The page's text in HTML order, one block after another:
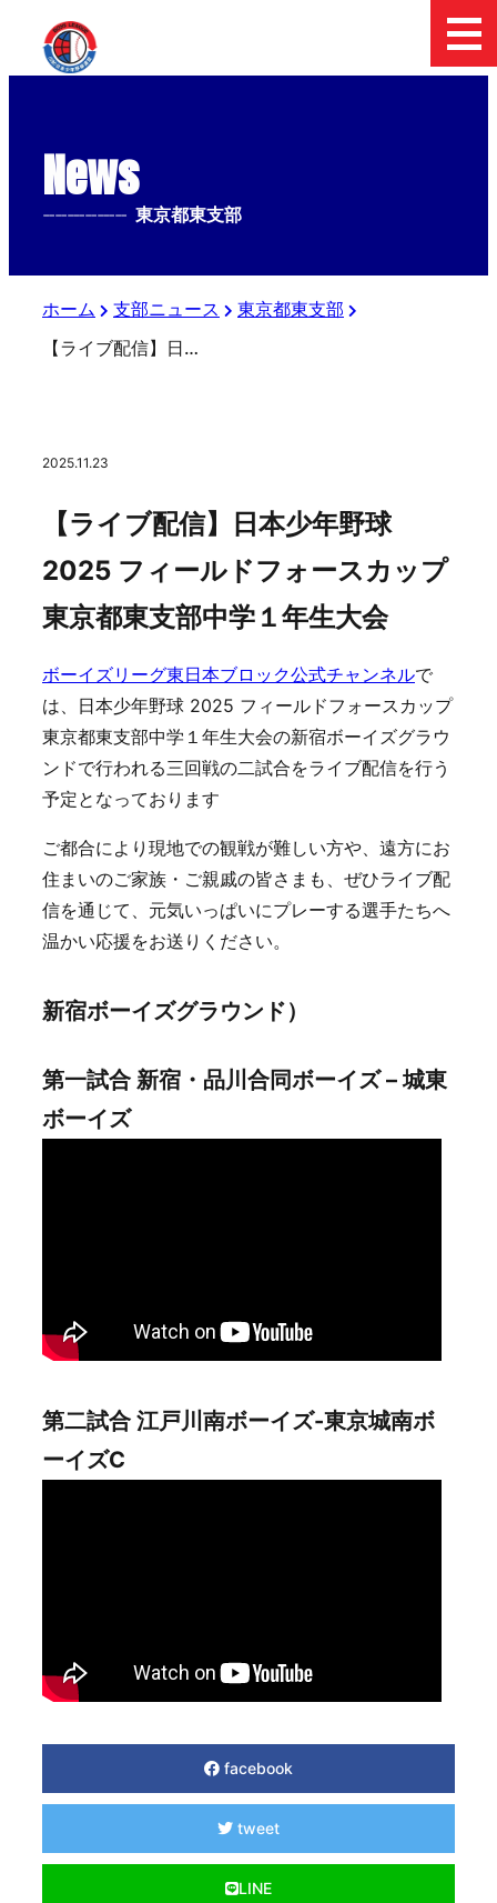
News
-------------- 東京都東支部
ホーム 支部ニュース
東京都東支部
【ライブ配信】日本少年野球 2025 フィールドフォースカップ 東京都東支部中学１年生大会
2025.11.23
【ライブ配信】日本少年野球
2025 フィールドフォースカップ
東京都東支部中学１年生大会
ボーイズリーグ東日本ブロック公式チャンネルで
は、日本少年野球 2025 フィールドフォースカップ
東京都東支部中学１年生大会の新宿ボーイズグラウ
ンドで行われる三回戦の二試合をライブ配信を行う
予定となっております
ご都合により現地での観戦が難しい方や、遠方にお
住まいのご家族・ご親戚の皆さまも、ぜひライブ配
信を通じて、元気いっぱいにプレーする選手たちへ
温かい応援をお送りください。
新宿ボーイズグラウンド）
第一試合 新宿・品川合同ボーイズ – 城東
ボーイズ
第二試合 江戸川南ボーイズ-東京城南ボ
ーイズC
facebook
tweet
LINE